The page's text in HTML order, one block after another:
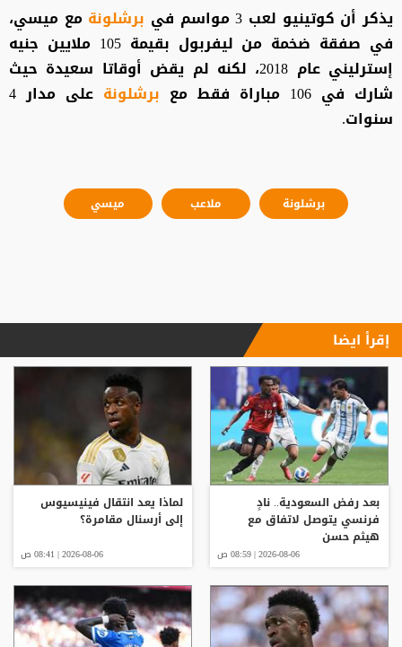
يذكر أن كوتينيو لعب 3 مواسم في
برشلونةمع ميسي،
في صفقة ضخمة من ليفربول بقيمة 105 ملايين جنيه
إسترليني عام 2018، لكنه لم يقض أوقاتا سعيدة حيث
شارك في 106 مباراة فقط مع
برشلونة
على مدار 4
سنوات.
برشلونة ملاعب ميسي
إقرأ ايضا
بعد رفض السعودية.. نادٍ
فرنسي يتوصل لاتفاق مع
هيثم حسن
2026-08-06 | 08:59 ص
لماذا يعد انتقال فينيسيوس
إلى أرسنال مقامرة؟
2026-08-06 | 08:41 ص